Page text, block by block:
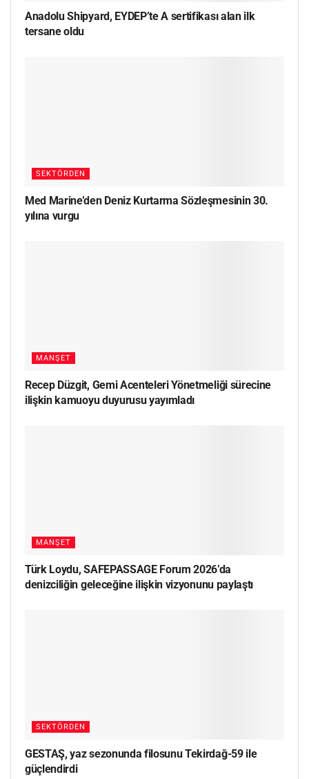
Anadolu Shipyard, EYDEP’te A sertifikası alan ilk
tersane oldu
SEKTÖRDEN
Med Marine’den Deniz Kurtarma Sözleşmesinin 30.
yılına vurgu
MANŞET
Recep Düzgit, Gemi Acenteleri Yönetmeliği sürecine
ilişkin kamuoyu duyurusu yayımladı
MANŞET
Türk Loydu, SAFEPASSAGE Forum 2026’da
denizciliğin geleceğine ilişkin vizyonunu paylaştı
SEKTÖRDEN
GESTAŞ, yaz sezonunda filosunu Tekirdağ-59 ile
güçlendirdi